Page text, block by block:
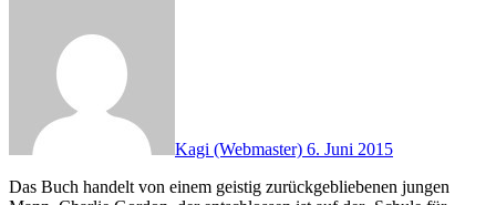
Kagi (Webmaster) 6. Juni 2015
Das Buch handelt von einem geistig zurückgebliebenen jungen